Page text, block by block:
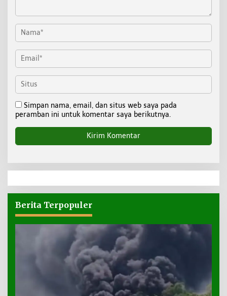
Simpan nama, email, dan situs web saya pada
peramban ini untuk komentar saya berikutnya.
Berita Terpopuler